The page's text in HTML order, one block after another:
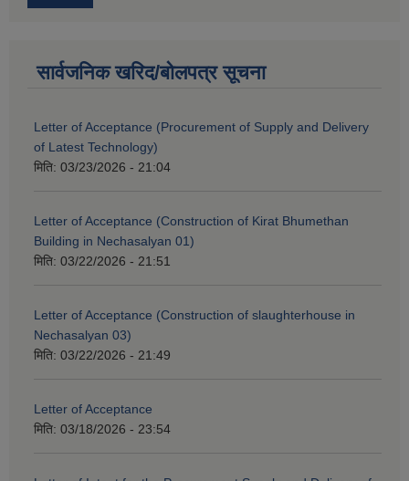
सार्वजनिक खरिद/बोलपत्र सूचना
Letter of Acceptance (Procurement of Supply and Delivery
of Latest Technology)
मिति: 03/23/2026 - 21:04
Letter of Acceptance (Construction of Kirat Bhumethan
Building in Nechasalyan 01)
मिति: 03/22/2026 - 21:51
Letter of Acceptance (Construction of slaughterhouse in
Nechasalyan 03)
मिति: 03/22/2026 - 21:49
Letter of Acceptance
मिति: 03/18/2026 - 23:54